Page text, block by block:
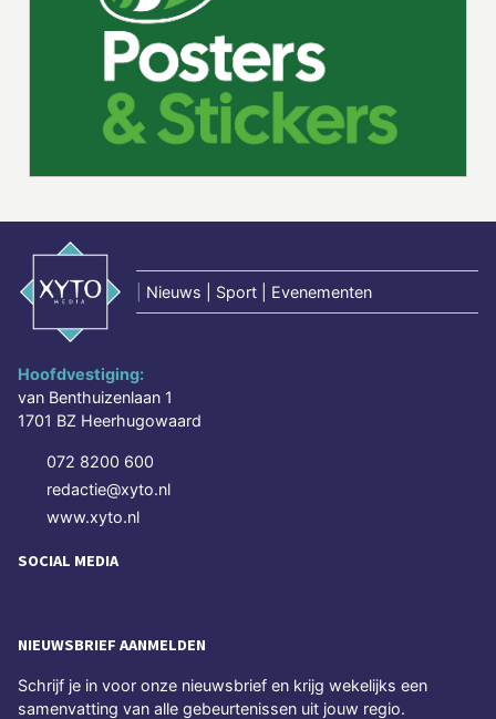
Nieuws | Sport | Evenementen
Hoofdvestiging:
van Benthuizenlaan 1
1701 BZ Heerhugowaard
072 8200 600
redactie@xyto.nl
www.xyto.nl
SOCIAL MEDIA
NIEUWSBRIEF AANMELDEN
Schrijf je in voor onze nieuwsbrief en krijg wekelijks een
samenvatting van alle gebeurtenissen uit jouw regio.